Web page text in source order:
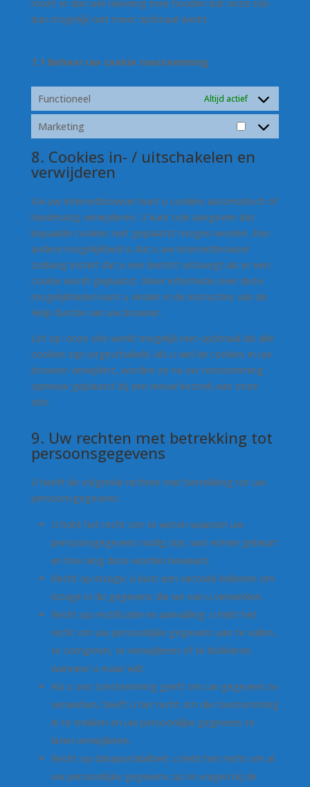
moet er dan wel rekening mee houden dat onze site
dan mogelijk niet meer optimaal werkt.
7.1 Beheer uw cookie toestemming
Functioneel Altijd actief
Marketing
Marketing
8. Cookies in- / uitschakelen en
verwijderen
Via uw internetbrowser kunt u cookies automatisch of
handmatig verwijderen. U kunt ook aangeven dat
bepaalde cookies niet geplaatst mogen worden. Een
andere mogelijkheid is dat u uw internetbrowser
zodanig instelt dat u een bericht ontvangt als er een
cookie wordt geplaatst. Meer informatie over deze
mogelijkheden kunt u vinden in de instructies van de
Help-functie van uw browser.
Let op: onze site werkt mogelijk niet optimaal als alle
cookies zijn uitgeschakeld. Als u wel de cookies in uw
browser verwijdert, worden ze na uw toestemming
opnieuw geplaatst bij een nieuw bezoek aan onze
site.
9. Uw rechten met betrekking tot
persoonsgegevens
U heeft de volgende rechten met betrekking tot uw
persoonsgegevens:
U hebt het recht om te weten waarom uw
persoonsgegevens nodig zijn, wat ermee gebeurt
en hoe lang deze worden bewaard.
Recht op inzage: u kunt een verzoek indienen om
inzage in de gegevens die we van u verwerken.
Recht op rectificatie en aanvulling: u hebt het
recht om uw persoonlijke gegevens aan te vullen,
te corrigeren, te verwijderen of te blokkeren
wanneer u maar wilt.
Als u ons toestemming geeft om uw gegevens te
verwerken, heeft u het recht om die toestemming
in te trekken en uw persoonlijke gegevens te
laten verwijderen.
Recht op dataportabiliteit: u hebt het recht om al
uw persoonlijke gegevens op te vragen bij de